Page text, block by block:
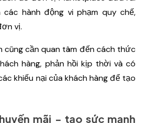
hành động vi phạm quy chế,
vị.
cũng cần quan tâm đến cách thức
hàng, phản hồi kịp thời và có
khiếu nại của khách hàng để tạo
mãi - tạo sức mạnh